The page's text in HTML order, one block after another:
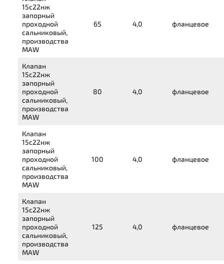
15с22нж
запорный
проходной
сальниковый,
производства
MAW
65 4,0 фланцевое
Клапан
15с22нж
запорный
проходной
сальниковый,
производства
MAW
80 4,0 фланцевое
Клапан
15с22нж
запорный
проходной
сальниковый,
производства
MAW
100 4,0 фланцевое
Клапан
15с22нж
запорный
проходной
сальниковый,
производства
MAW
125 4,0 фланцевое